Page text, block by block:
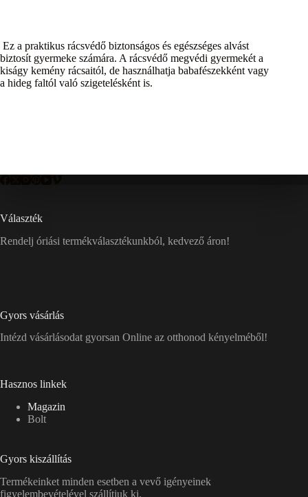
Ez a praktikus rácsvédő biztonságos és egészséges alvást
biztosít gyermeke számára. A rácsvédő megvédi gyermekét a
kiságy kemény rácsaitól, de használhatja babafészekként vagy
a hideg faltól való szigetelésként is.
Választék
Rendelj óriási termékválasztékunkból, kedvező áron!
Gyors vásárlás
Intézd vásárlásodat gyorsan Online az otthonod kényelméből!
Hasznos linkek
Magazin
Bolt
Gyors kiszállítás
Termékeinket minden esetben a vevő igényeinek
figyelembevételével szállítjuk ki.